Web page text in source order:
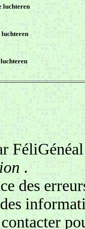
luchteren
.
des